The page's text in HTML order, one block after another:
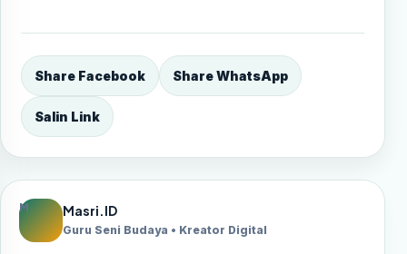
Share Facebook Share WhatsApp
Salin Link
M Masri.ID
Guru Seni Budaya • Kreator Digital